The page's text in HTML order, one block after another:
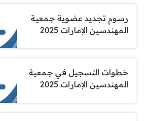
رسوم تجديد عضوية جمعية
المهندسين الإمارات 2025
خطوات التسجيل في جمعية
المهندسين الإمارات 2025